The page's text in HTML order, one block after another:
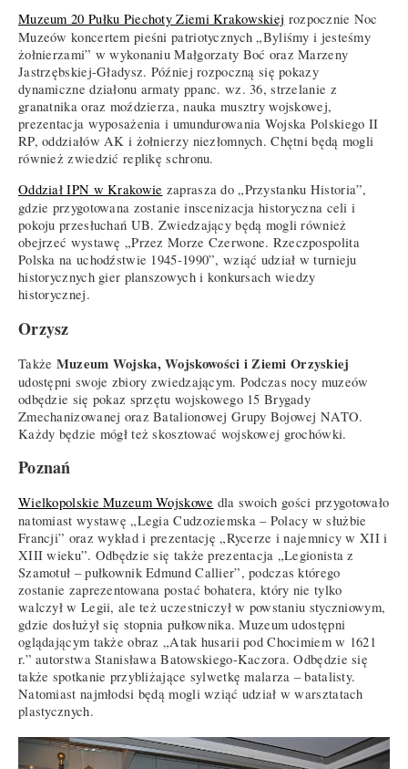
Muzeum 20 Pułku Piechoty Ziemi Krakowskiej rozpocznie Noc
Muzeów koncertem pieśni patriotycznych „Byliśmy i jesteśmy
żołnierzami” w wykonaniu Małgorzaty Boć oraz Marzeny
Jastrzębskiej-Gładysz. Później rozpoczną się pokazy
dynamiczne działonu armaty ppanc. wz. 36, strzelanie z
granatnika oraz moździerza, nauka musztry wojskowej,
prezentacja wyposażenia i umundurowania Wojska Polskiego II
RP, oddziałów AK i żołnierzy niezłomnych. Chętni będą mogli
również zwiedzić replikę schronu.
Oddział IPN w Krakowie zaprasza do „Przystanku Historia”,
gdzie przygotowana zostanie inscenizacja historyczna celi i
pokoju przesłuchań UB. Zwiedzający będą mogli również
obejrzeć wystawę „Przez Morze Czerwone. Rzeczpospolita
Polska na uchodźstwie 1945-1990”, wziąć udział w turnieju
historycznych gier planszowych i konkursach wiedzy
historycznej.
Orzysz
Także Muzeum Wojska, Wojskowości i Ziemi Orzyskiej
udostępni swoje zbiory zwiedzającym. Podczas nocy muzeów
odbędzie się pokaz sprzętu wojskowego 15 Brygady
Zmechanizowanej oraz Batalionowej Grupy Bojowej NATO.
Każdy będzie mógł też skosztować wojskowej grochówki.
Poznań
Wielkopolskie Muzeum Wojskowe dla swoich gości przygotowało
natomiast wystawę „Legia Cudzoziemska – Polacy w służbie
Francji” oraz wykład i prezentację „Rycerze i najemnicy w XII i
XIII wieku”. Odbędzie się także prezentacja „Legionista z
Szamotuł – pułkownik Edmund Callier”, podczas którego
zostanie zaprezentowana postać bohatera, który nie tylko
walczył w Legii, ale też uczestniczył w powstaniu styczniowym,
gdzie dosłużył się stopnia pułkownika. Muzeum udostępni
oglądającym także obraz „Atak husarii pod Chocimiem w 1621
r.” autorstwa Stanisława Batowskiego-Kaczora. Odbędzie się
także spotkanie przybliżające sylwetkę malarza – batalisty.
Natomiast najmłodsi będą mogli wziąć udział w warsztatach
plastycznych.